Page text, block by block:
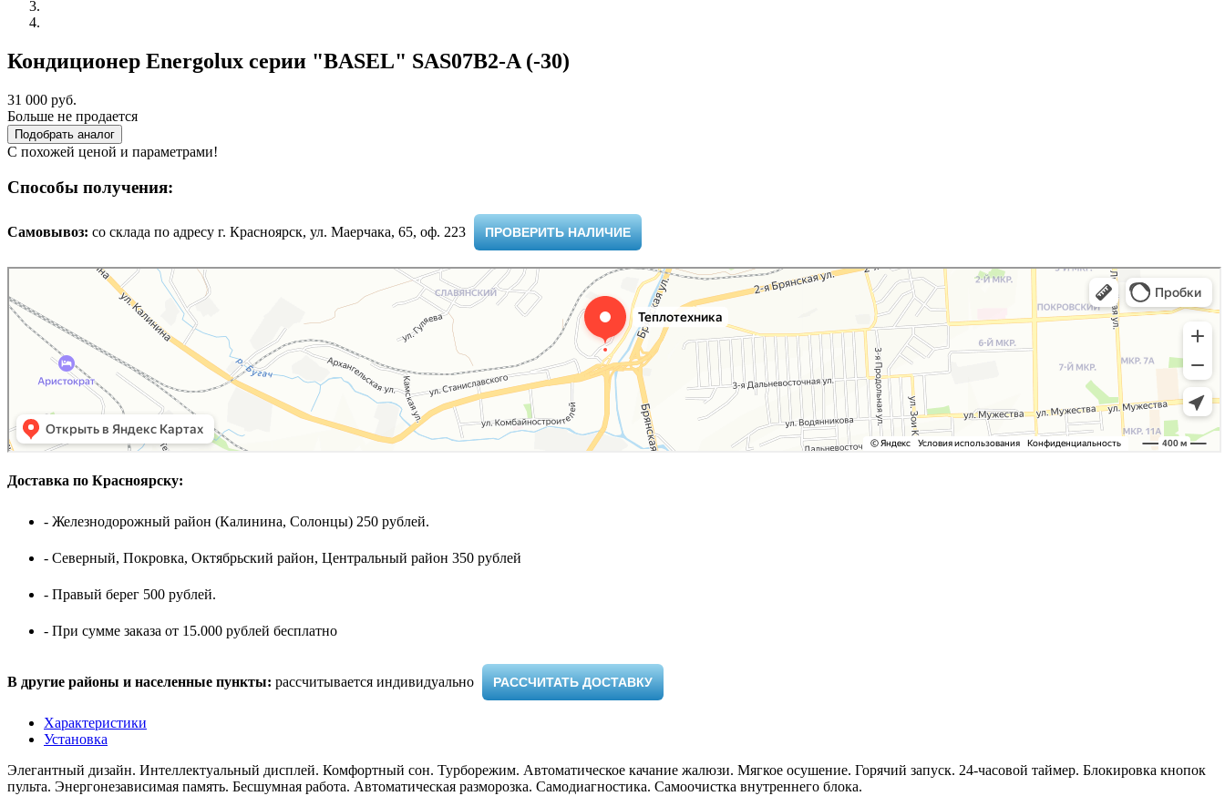
Кондиционер Energolux серии "BASEL" SAS07B2-A (-30)
31 000 руб.
Больше не продается
Подобрать аналог
С похожей ценой и параметрами!
Способы получения:
Самовывоз: cо склада по адресу г. Красноярск, ул. Маерчака, 65, оф. 223 ​ ПРОВЕРИТЬ НАЛИЧИЕ
Доставка по Красноярску:
- Железнодорожный район (Калинина, Солонцы) 250 рублей.
- Северный, Покровка, Октябрьский район, Центральный район 350 рублей
- Правый берег 500 рублей.
- При сумме заказа от 15.000 рублей бесплатно
В другие районы и населенные пункты: рассчитывается индивидуально ​ РАССЧИТАТЬ ДОСТАВКУ
Характеристики
Установка
Элегантный дизайн. Интеллектуальный дисплей. Комфортный сон. Турборежим. Автоматическое качание жалюзи. Мягкое осушение. Горячий запуск. 24-часовой таймер. Блокировка кнопок
пульта. Энергонезависимая память. Бесшумная работа. Автоматическая разморозка. Самодиагностика. Самоочистка внутреннего блока.